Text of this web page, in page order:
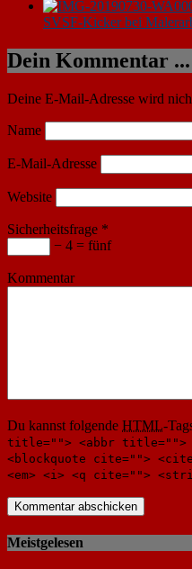
SVSF-Kicker bei
Dein Kommentar ...
Deine E-Mail-Adresse wird
Name
E-Mail-Adresse
Website
Sicherheitsfrage *
− 4 = fünf
Kommentar
Du kannst folgende HTML-
title=""> <abbr title="">
<blockquote cite="">
<em> <i> <q cite="">
Meistgelesen